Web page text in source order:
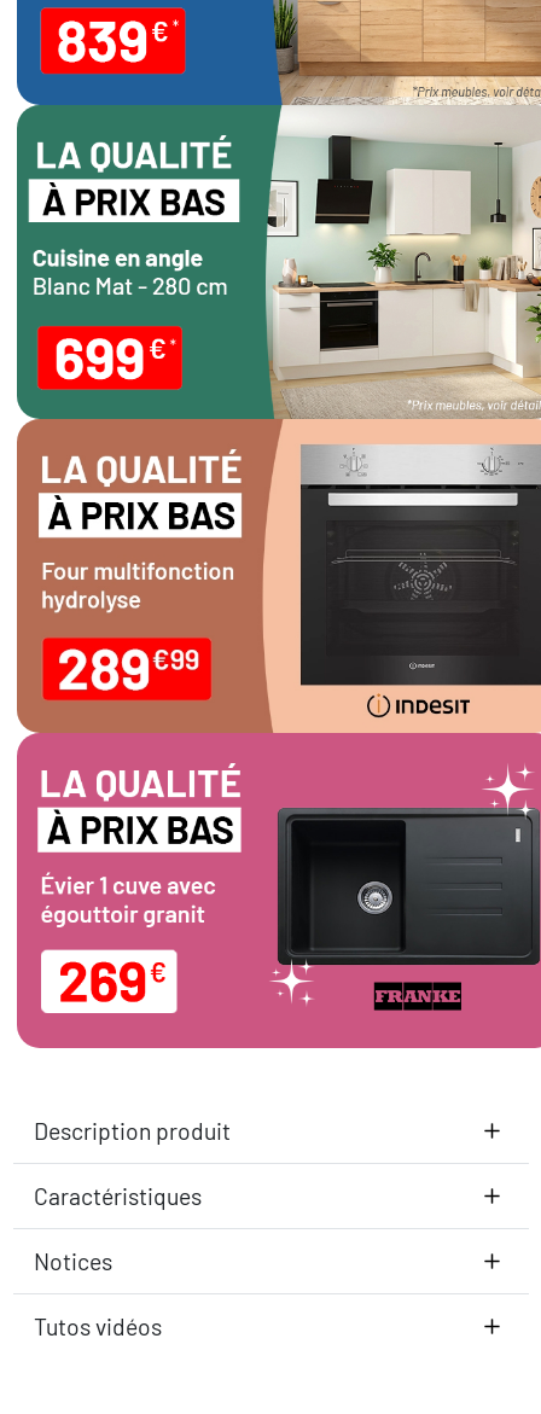
Description produit
Caractéristiques
Notices
Tutos vidéos